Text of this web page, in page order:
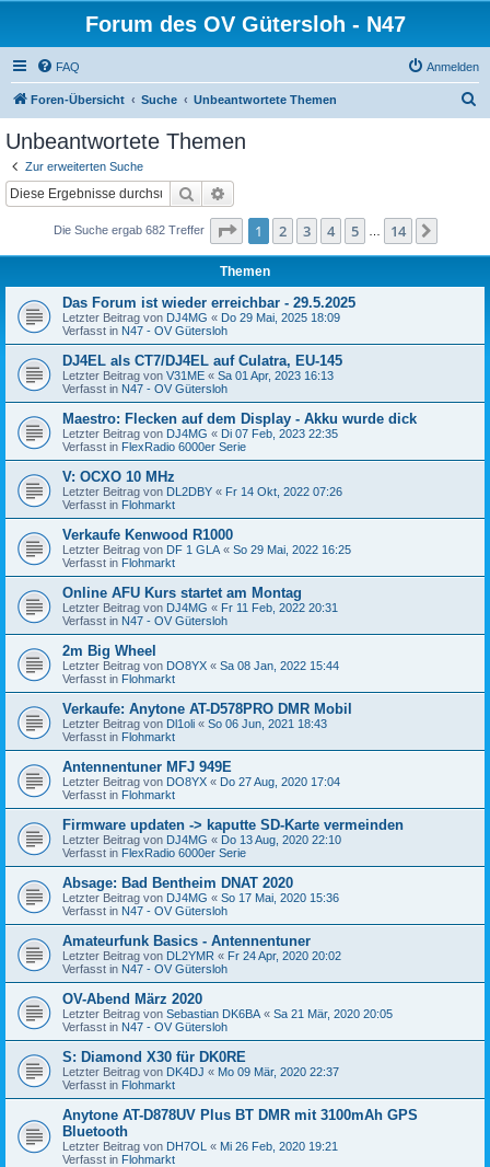
Forum des OV Gütersloh - N47
FAQ Anmelden
Foren-Übersicht Suche Unbeantwortete Themen
Unbeantwortete Themen
Zur erweiterten Suche
Suche
Die Suche ergab 682 Treffer Seite 1von 14
1 2 3 4 5 14
Themen
Das Forum ist wieder erreichbar - 29.5.2025
Letzter Beitrag von DJ4MG « Do 29 Mai, 2025 18:09
Verfasst in N47 - OV Gütersloh
DJ4EL als CT7/DJ4EL auf Culatra, EU-145
Letzter Beitrag von V31ME « Sa 01 Apr, 2023 16:13
Verfasst in N47 - OV Gütersloh
Maestro: Flecken auf dem Display - Akku wurde dick
Letzter Beitrag von DJ4MG « Di 07 Feb, 2023 22:35
Verfasst in FlexRadio 6000er Serie
V: OCXO 10 MHz
Letzter Beitrag von DL2DBY « Fr 14 Okt, 2022 07:26
Verfasst in Flohmarkt
Verkaufe Kenwood R1000
Letzter Beitrag von DF 1 GLA « So 29 Mai, 2022 16:25
Verfasst in Flohmarkt
Online AFU Kurs startet am Montag
Letzter Beitrag von DJ4MG « Fr 11 Feb, 2022 20:31
Verfasst in N47 - OV Gütersloh
2m Big Wheel
Letzter Beitrag von DO8YX « Sa 08 Jan, 2022 15:44
Verfasst in Flohmarkt
Verkaufe: Anytone AT-D578PRO DMR Mobil
Letzter Beitrag von Dl1oli « So 06 Jun, 2021 18:43
Verfasst in Flohmarkt
Antennentuner MFJ 949E
Letzter Beitrag von DO8YX « Do 27 Aug, 2020 17:04
Verfasst in Flohmarkt
Firmware updaten -> kaputte SD-Karte vermeinden
Letzter Beitrag von DJ4MG « Do 13 Aug, 2020 22:10
Verfasst in FlexRadio 6000er Serie
Absage: Bad Bentheim DNAT 2020
Letzter Beitrag von DJ4MG « So 17 Mai, 2020 15:36
Verfasst in N47 - OV Gütersloh
Amateurfunk Basics - Antennentuner
Letzter Beitrag von DL2YMR « Fr 24 Apr, 2020 20:02
Verfasst in N47 - OV Gütersloh
OV-Abend März 2020
Letzter Beitrag von Sebastian DK6BA « Sa 21 Mär, 2020 20:05
Verfasst in N47 - OV Gütersloh
S: Diamond X30 für DK0RE
Letzter Beitrag von DK4DJ « Mo 09 Mär, 2020 22:37
Verfasst in Flohmarkt
Anytone AT-D878UV Plus BT DMR mit 3100mAh GPS
Bluetooth
Letzter Beitrag von DH7OL « Mi 26 Feb, 2020 19:21
Verfasst in Flohmarkt